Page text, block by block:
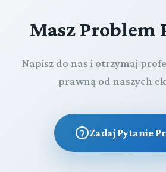
Masz Problem
Napisz do nas i otrzymaj
prawną od naszych
Zadaj Pytanie